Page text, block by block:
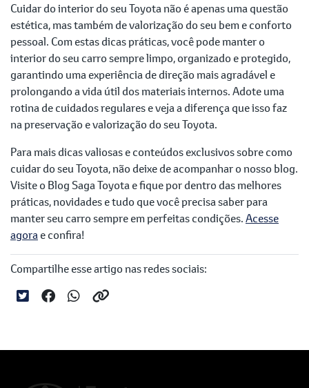
Cuidar do interior do seu Toyota não é apenas uma questão
estética, mas também de valorização do seu bem e conforto
pessoal. Com estas dicas práticas, você pode manter o
interior do seu carro sempre limpo, organizado e protegido,
garantindo uma experiência de direção mais agradável e
prolongando a vida útil dos materiais internos. Adote uma
rotina de cuidados regulares e veja a diferença que isso faz
na preservação e valorização do seu Toyota.
Para mais dicas valiosas e conteúdos exclusivos sobre como
cuidar do seu Toyota, não deixe de acompanhar o nosso blog.
Visite o Blog Saga Toyota e fique por dentro das melhores
práticas, novidades e tudo que você precisa saber para
manter seu carro sempre em perfeitas condições.Acesse
agorae confira!
Compartilhe esse artigo nas redes sociais: